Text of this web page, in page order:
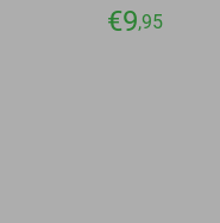
€9,95